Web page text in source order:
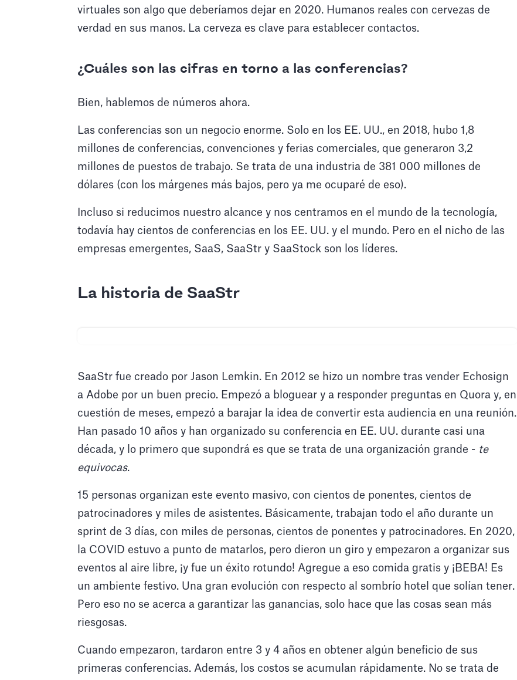
virtuales son algo que deberíamos dejar en 2020. Humanos reales con cervezas de
verdad en sus manos. La cerveza es clave para establecer contactos.
¿Cuáles son las cifras en torno a las conferencias?
Bien, hablemos de números ahora.
Las conferencias son un negocio enorme. Solo en los EE. UU., en 2018, hubo 1,8
millones de conferencias, convenciones y ferias comerciales, que generaron 3,2
millones de puestos de trabajo. Se trata de una industria de 381 000 millones de
dólares (con los márgenes más bajos, pero ya me ocuparé de eso).
Incluso si reducimos nuestro alcance y nos centramos en el mundo de la tecnología,
todavía hay cientos de conferencias en los EE. UU. y el mundo. Pero en el nicho de las
empresas emergentes, SaaS, SaaStr y SaaStock son los líderes.
La historia de SaaStr
SaaStr fue creado por Jason Lemkin. En 2012 se hizo un nombre tras vender Echosign
a Adobe por un buen precio. Empezó a bloguear y a responder preguntas en Quora y, en
cuestión de meses, empezó a barajar la idea de convertir esta audiencia en una reunión.
Han pasado 10 años y han organizado su conferencia en EE. UU. durante casi una
década, y lo primero que supondrá es que se trata de una organización grande - te
equivocas.
15 personas organizan este evento masivo, con cientos de ponentes, cientos de
patrocinadores y miles de asistentes. Básicamente, trabajan todo el año durante un
sprint de 3 días, con miles de personas, cientos de ponentes y patrocinadores. En 2020,
la COVID estuvo a punto de matarlos, pero dieron un giro y empezaron a organizar sus
eventos al aire libre, ¡y fue un éxito rotundo! Agregue a eso comida gratis y ¡BEBA! Es
un ambiente festivo. Una gran evolución con respecto al sombrío hotel que solían tener.
Pero eso no se acerca a garantizar las ganancias, solo hace que las cosas sean más
riesgosas.
Cuando empezaron, tardaron entre 3 y 4 años en obtener algún beneficio de sus
primeras conferencias. Además, los costos se acumulan rápidamente. No se trata de